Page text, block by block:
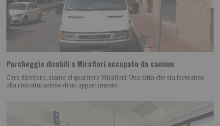
Parcheggio disabili a Mirafiori occupato da camion
Caro direttore, siamo al quartiere Mirafiori. Una ditta che sta lavorando
alla ristrutturazione di un appartamento,